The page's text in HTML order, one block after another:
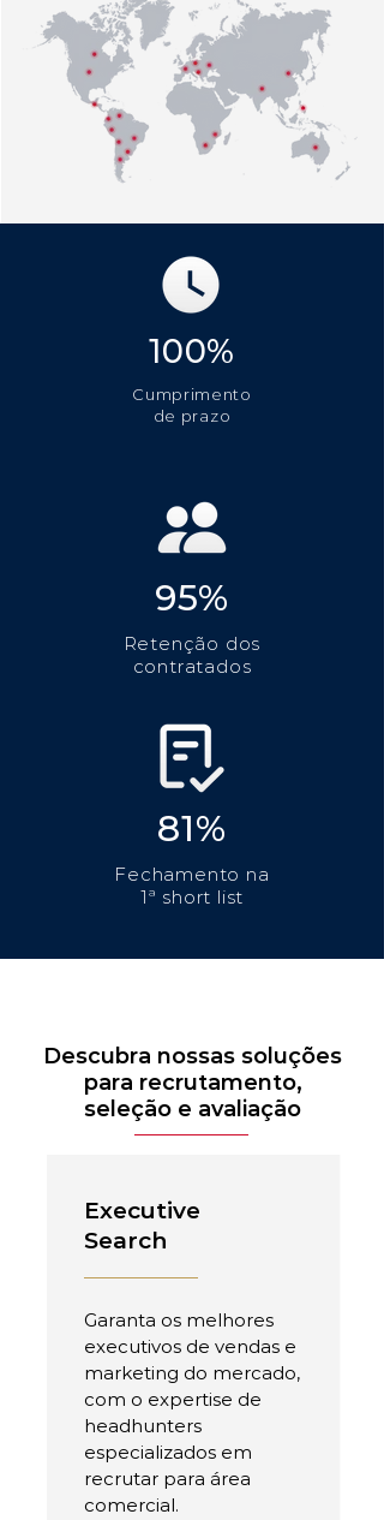
100%
Cumprimento
de prazo
95%
Retenção dos
contratados
81%
Fechamento na
1ª short list
Descubra nossas soluções
para recrutamento,
seleção e avaliação
Executive
Search
Garanta os melhores
executivos de vendas e
marketing do mercado,
com o expertise de
headhunters
especializados em
recrutar para área
comercial.